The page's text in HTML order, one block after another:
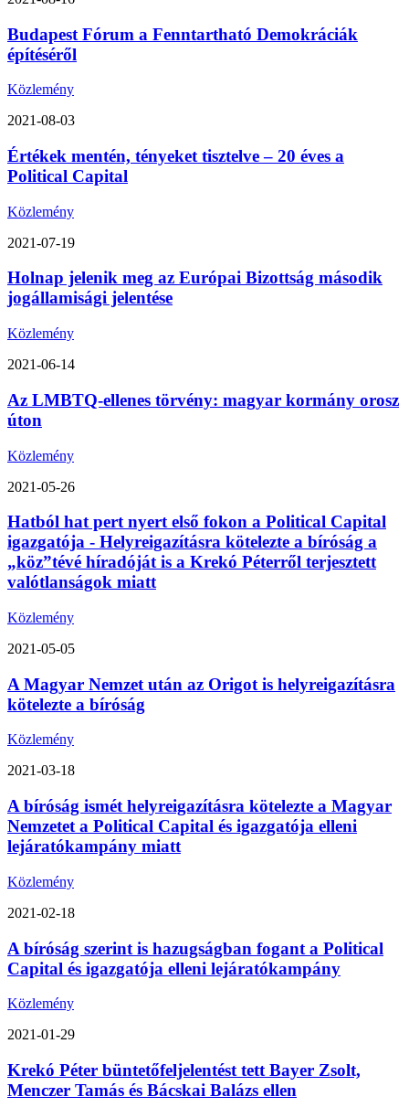
Budapest Fórum a Fenntartható Demokráciák
építéséről
Közlemény
2021-08-03
Értékek mentén, tényeket tisztelve – 20 éves a
Political Capital
Közlemény
2021-07-19
Holnap jelenik meg az Európai Bizottság második
jogállamisági jelentése
Közlemény
2021-06-14
Az LMBTQ-ellenes törvény: magyar kormány orosz
úton
Közlemény
2021-05-26
Hatból hat pert nyert első fokon a Political Capital
igazgatója - Helyreigazításra kötelezte a bíróság a
„köz”tévé híradóját is a Krekó Péterről terjesztett
valótlanságok miatt
Közlemény
2021-05-05
A Magyar Nemzet után az Origot is helyreigazításra
kötelezte a bíróság
Közlemény
2021-03-18
A bíróság ismét helyreigazításra kötelezte a Magyar
Nemzetet a Political Capital és igazgatója elleni
lejáratókampány miatt
Közlemény
2021-02-18
A bíróság szerint is hazugságban fogant a Political
Capital és igazgatója elleni lejáratókampány
Közlemény
2021-01-29
Krekó Péter büntetőfeljelentést tett Bayer Zsolt,
Menczer Tamás és Bácskai Balázs ellen